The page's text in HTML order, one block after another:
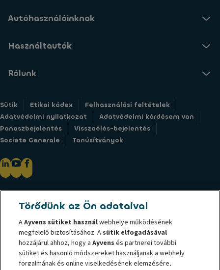
Autóhasználóinknak
Használtautók
Rólunk
Sütik Etikai kódex
Felhasználási feltételek
Adatvédelmi nyilatkozat
Adatvédelmi kérdésem van
Panaszbejelentés
Visszaélés-bejelentés
Societe Generale
Tanúsítványok
létrejött flottakezelő vállalat.A fenntartható mobilitás globális
vezetőjeként teljeskörű lízingszolgáltatást, rugalmas havidíj
konstrukciókat, flottaüzemeltetési szolgáltatásokat és sokrétű mobilitási
megoldást biztosít nagyvállalati-, kis- és középvállalati-, szakmai- és
magán ügyfeleinek. A világszerte 42 országban aktív jelenlétével az
Ayvens egyedülálló pozíciót tölt be a piacon, amely lehetővé teszi
Törődünk az Ön adataival
AAyvens sütiket használwebhelye működésének
megfelelő biztosításához. Asütik elfogadásával
hozzájárul ahhoz, hogy aAyvens és partnerei további
sütiket és hasonló módszereket használjanak a webhely
forgalmának és online viselkedésének elemzésére,